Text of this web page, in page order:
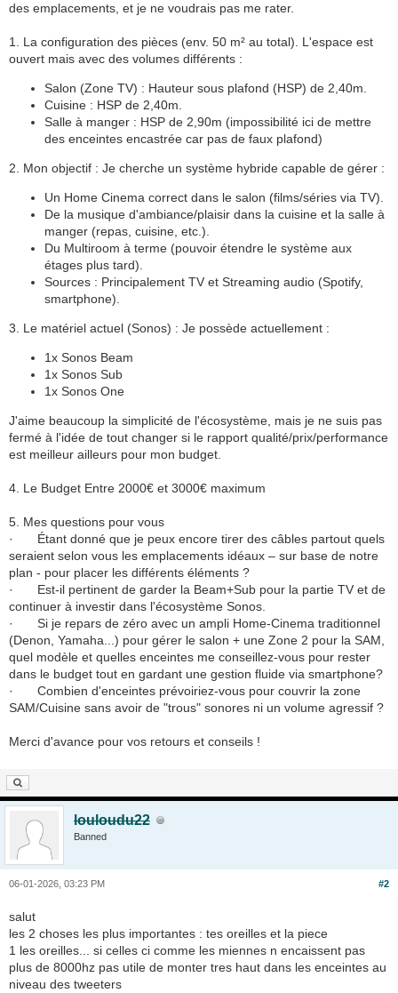
des emplacements, et je ne voudrais pas me rater.
1. La configuration des pièces (env. 50 m² au total). L'espace est
ouvert mais avec des volumes différents :
Salon (Zone TV) : Hauteur sous plafond (HSP) de 2,40m.
Cuisine : HSP de 2,40m.
Salle à manger : HSP de 2,90m (impossibilité ici de mettre
des enceintes encastrée car pas de faux plafond)
2. Mon objectif : Je cherche un système hybride capable de gérer :
Un Home Cinema correct dans le salon (films/séries via TV).
De la musique d'ambiance/plaisir dans la cuisine et la salle à
manger (repas, cuisine, etc.).
Du Multiroom à terme (pouvoir étendre le système aux
étages plus tard).
Sources : Principalement TV et Streaming audio (Spotify,
smartphone).
3. Le matériel actuel (Sonos) : Je possède actuellement :
1x Sonos Beam
1x Sonos Sub
1x Sonos One
J'aime beaucoup la simplicité de l'écosystème, mais je ne suis pas
fermé à l'idée de tout changer si le rapport qualité/prix/performance
est meilleur ailleurs pour mon budget.
4. Le Budget Entre 2000€ et 3000€ maximum
5. Mes questions pour vous
·
Étant donné que je peux encore tirer des câbles partout quels
seraient selon vous les emplacements idéaux – sur base de notre
plan - pour placer les différents éléments ?
·
Est-il pertinent de garder la Beam+Sub pour la partie TV et de
continuer à investir dans l'écosystème Sonos.
·
Si je repars de zéro avec un ampli Home-Cinema traditionnel
(Denon, Yamaha...) pour gérer le salon + une Zone 2 pour la SAM,
quel modèle et quelles enceintes me conseillez-vous pour rester
dans le budget tout en gardant une gestion fluide via smartphone?
·
Combien d'enceintes prévoiriez-vous pour couvrir la zone
SAM/Cuisine sans avoir de "trous" sonores ni un volume agressif ?
Merci d'avance pour vos retours et conseils !
louloudu22
Banned
#2
06-01-2026, 03:23 PM
salut
les 2 choses les plus importantes : tes oreilles et la piece
1 les oreilles... si celles ci comme les miennes n encaissent pas
plus de 8000hz pas utile de monter tres haut dans les enceintes au
niveau des tweeters